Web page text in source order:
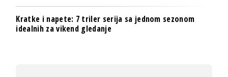
Kratke i napete: 7 triler serija sa jednom sezonom
idealnih za vikend gledanje